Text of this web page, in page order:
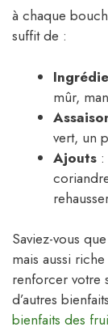
à chaque
suffit de :
mûr,
vert, un
Ajouts
Saviez-vous
mais aussi
renforcer votre
d’autres
bienfaits des